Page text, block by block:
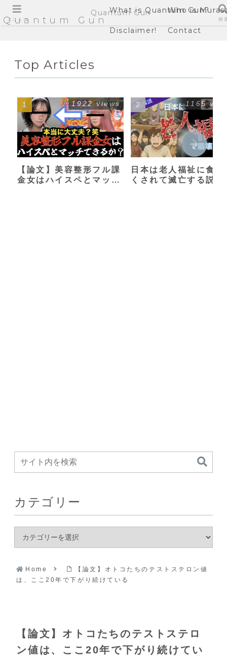
Quantum Gun
What is Quantum Gun?
Who is
Disclaimer! Contact
Top Articles
【論文】美容整形フル課
金女はハイスペとマッチ
1922 views
日本は老人福祉に食い
くされて滅亡する説
1165
カテゴリー
Home
【論文】オトコたちのテストステロン値
は、ここ20年で下がり続けている
【論文】オトコたちのテストステロ
ン値は、ここ20年で下がり続けてい
メニュー
Quantum Gun
検